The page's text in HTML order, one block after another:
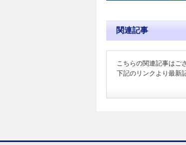
関連記事
こちらの関連記事はご
下記のリンクより最新